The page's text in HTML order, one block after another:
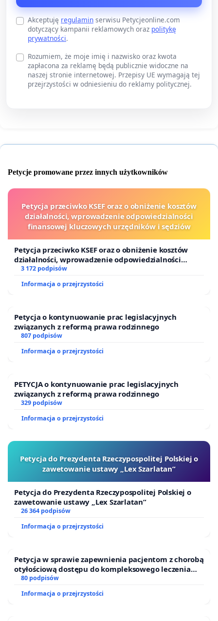
Akceptuję regulamin serwisu Petycjeonline.com
dotyczący kampanii reklamowych oraz politykę
prywatności.
Rozumiem, że moje imię i nazwisko oraz kwota
zapłacona za reklamę będą publicznie widoczne na
naszej stronie internetowej. Przepisy UE wymagają tej
przejrzystości w odniesieniu do reklamy politycznej.
Petycje promowane przez innych użytkowników
Petycja przeciwko KSEF oraz o obniżenie kosztów
działalności, wprowadzenie odpowiedzialności
finansowej kluczowych urzędników i sędziów
Petycja przeciwko KSEF oraz o obniżenie kosztów
działalności, wprowadzenie odpowiedzialności
finansowej kluczowych urzędników i sędziów
3 172 podpisów
Informacja o przejrzystości
Petycja o kontynuowanie prac legislacyjnych
związanych z reformą prawa rodzinnego
807 podpisów
Informacja o przejrzystości
PETYCJA o kontynuowanie prac legislacyjnych
związanych z reformą prawa rodzinnego
329 podpisów
Informacja o przejrzystości
Petycja do Prezydenta Rzeczypospolitej Polskiej o
zawetowanie ustawy „Lex Szarlatan”
Petycja do Prezydenta Rzeczypospolitej Polskiej o
zawetowanie ustawy „Lex Szarlatan”
26 364 podpisów
Informacja o przejrzystości
Petycja w sprawie zapewnienia pacjentom z chorobą
otyłościową dostępu do kompleksowego leczenia
oraz programów profilaktycznych.
80 podpisów
Informacja o przejrzystości